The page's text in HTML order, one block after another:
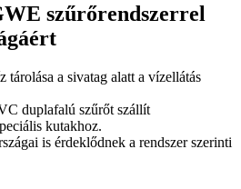
szűrőrendszerrel
a sivatag alatt a vízellátás
duplafalú szűrőt szállít
kutakhoz.
is érdeklődnek a rendszer szerinti